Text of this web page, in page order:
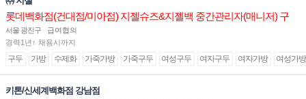
롯데백화점(건대점/미아점) 지젤슈즈&지젤백 중간관리자(매니저) 구
인합니다
서울 광진구
급여협의
경력1년↑ 채용시까지
구두 가방 수제화 가죽가방 가죽구두 여성구두 여자구두 여자가방 여성가방
키톤/신세계백화점 강남점